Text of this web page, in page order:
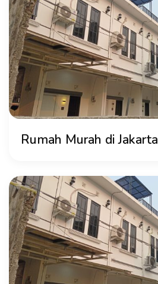
Rumah Murah di Jakarta